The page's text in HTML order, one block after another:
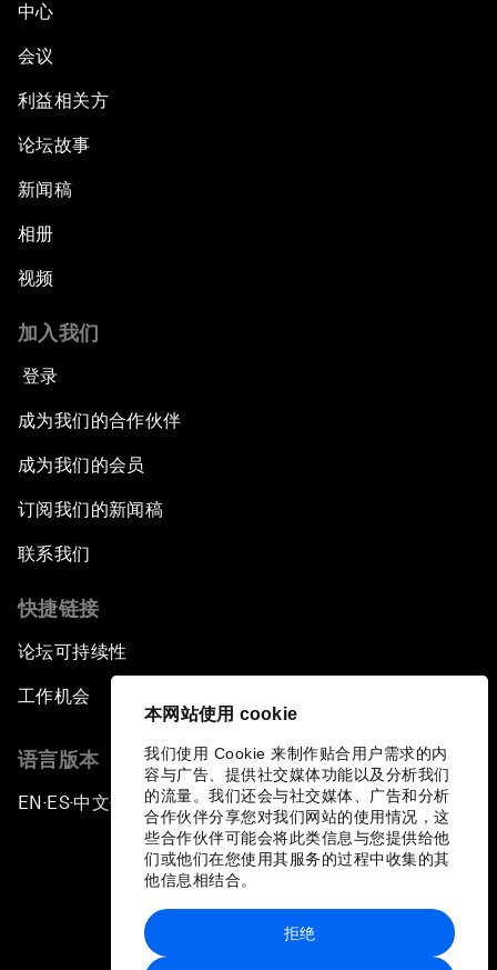
本网站使用 cookie
我们使用 Cookie 来制作贴合用户需求的内
容与广告、提供社交媒体功能以及分析我们
的流量。我们还会与社交媒体、广告和分析
合作伙伴分享您对我们网站的使用情况，这
些合作伙伴可能会将此类信息与您提供给他
们或他们在您使用其服务的过程中收集的其
他信息相结合。
拒绝
中心
会议
利益相关方
论坛故事
新闻稿
相册
视频
加入我们
登录
成为我们的合作伙伴
成为我们的会员
订阅我们的新闻稿
联系我们
快捷链接
论坛可持续性
工作机会
语言版本
EN ▪ES▪中文▪ 日本語